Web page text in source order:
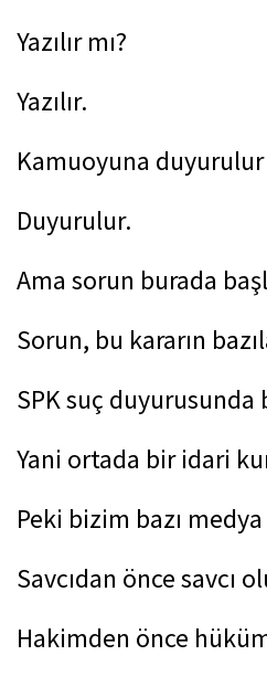
Yazılır mı?
Yazılır.
Kamuoyuna
Duyurulur.
Ama sorun burada
Sorun, bu kararın
SPK suç
Yani ortada bir idari
Peki bizim bazı
Savcıdan önce savcı
Hakimden önce